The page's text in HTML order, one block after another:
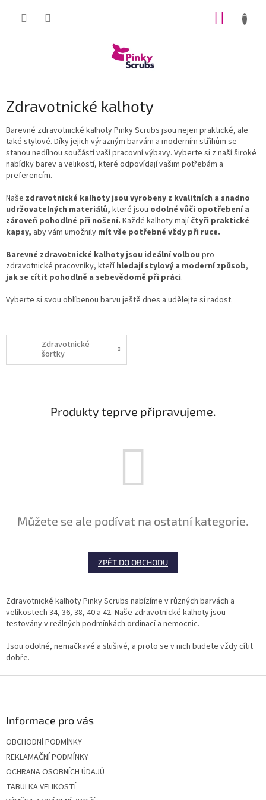
Zdravotnické kalhoty
Barevné zdravotnické kalhoty Pinky Scrubs jsou nejen praktické, ale
také stylové. Díky jejich výrazným barvám a moderním střihům se
stanou nedílnou součástí vaší pracovní výbavy. Vyberte si z naší široké
nabídky barev a velikostí, které odpovídají vašim potřebám a
preferencím.
Naše zdravotnické kalhoty jsou vyrobeny z kvalitních a snadno
udržovatelných materiálů, které jsou odolné vůči opotřebení a
zároveň pohodlné při nošení. Každé kalhoty majíčtyři praktické
kapsy, aby vám umožnily mít vše potřebné vždy při ruce.
Barevné zdravotnické kalhoty jsou ideální volbou pro
zdravotnické pracovníky, kteříhledají stylový a moderní způsob,
jak se cítit pohodlně a sebevědomě při práci.
Vyberte si svou oblíbenou barvu ještě dnes a udělejte si radost.
Zdravotnické
šortky
Produkty teprve připravujeme.
Můžete se ale podívat na ostatní kategorie.
ZPĚT DO OBCHODU
Zdravotnické kalhoty Pinky Scrubs nabízíme v různých barvách a
velikostech 34, 36, 38, 40 a 42. Naše zdravotnické kalhoty jsou
testovány v reálných podmínkách ordinací a nemocnic.
Jsou odolné, nemačkavé a slušivé, a proto se v nich budete vždy cítit
dobře.
Informace pro vás
OBCHODNÍ PODMÍNKY
REKLAMAČNÍ PODMÍNKY
OCHRANA OSOBNÍCH ÚDAJŮ
TABULKA VELIKOSTÍ